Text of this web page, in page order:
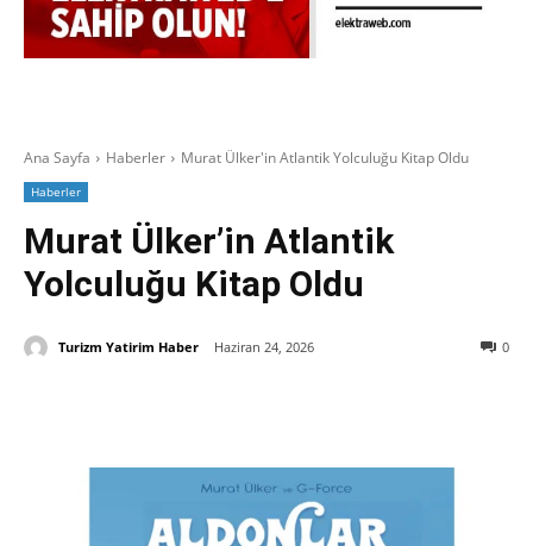
Ana Sayfa Haberler Murat Ülker'in Atlantik Yolculuğu Kitap Oldu
Haberler
Murat Ülker’in Atlantik
Yolculuğu Kitap Oldu
0
Turizm Yatirim Haber Haziran 24, 2026